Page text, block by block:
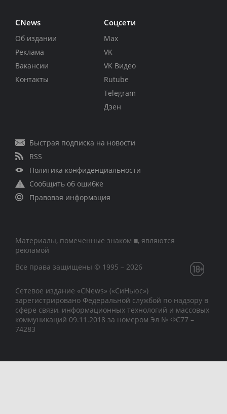
CNews
Об издании
Реклама
Вакансии
Контакты
Соцсети
Max
VK
VK Видео
Rutube
Telegram
Дзен
Быстрая подписка на новости
RSS
Политика конфиденциальности
Сообщить об ошибке
Правовая информация
Материалы, помеченные знаком ■, являются
рекламой
Все права защищены © 1995 – 2026
Сетевое издание «CNews» («СиНьюс»)
зарегистрировано Федеральной службой по надзору в
сфере связи, информационных технологий и массовых
коммуникаций 09.11.2018 за номером Эл № ФС77 –
74283